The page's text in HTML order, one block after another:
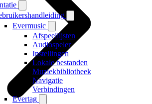
Evermusic
Afspeellijsten
Audiospeler
Instellingen
Lokale bestanden
Muziekbibliotheek
Navigatie
Verbindingen
Evertag